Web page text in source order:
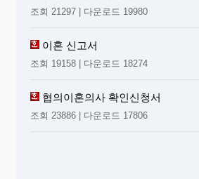
조회 21297 | 다운로드 19980
이혼 신고서
조회 19158 | 다운로드 18274
협의이혼의사 확인신청서
조회 23886 | 다운로드 17806